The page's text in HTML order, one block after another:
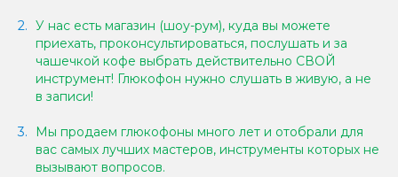
У нас есть магазин (шоу-рум), куда вы можете
приехать, проконсультироваться, послушать и за
чашечкой кофе выбрать действительно СВОЙ
инструмент! Глюкофон нужно слушать в живую, а не
в записи!
Мы продаем глюкофоны много лет и отобрали для
вас самых лучших мастеров, инструменты которых не
вызывают вопросов.